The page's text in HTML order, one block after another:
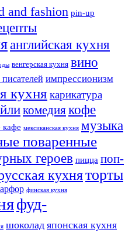
аnd fashion pin-up
английская кухня
венгерская кухня вино
писателей импрессионизм
кухня карикатура
комедиякофе
кафе мексиканская кухня музыка
поваренные
героев пицца поп-
кухняторты
финская кухня
фуд-
шоколад японская кухня